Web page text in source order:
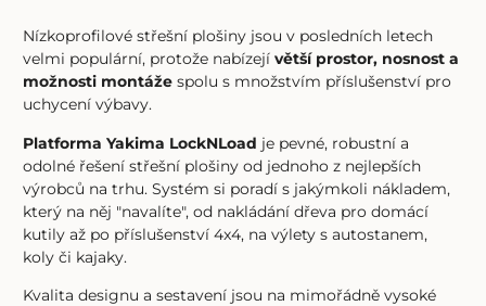
Nízkoprofilové střešní plošiny jsou v posledních letech
velmi populární, protože nabízejívětší prostor, nosnost a
možnosti montáže spolu s množstvím příslušenství pro
uchycení výbavy.
Platforma Yakima LockNLoad je pevné, robustní a
odolné řešení střešní plošiny od jednoho z nejlepších
výrobců na trhu. Systém si poradí s jakýmkoli nákladem,
který na něj "navalíte", od nakládání dřeva pro domácí
kutily až po příslušenství 4x4, na výlety s autostanem,
koly či kajaky.
Kvalita designu a sestavení jsou na mimořádně vysoké